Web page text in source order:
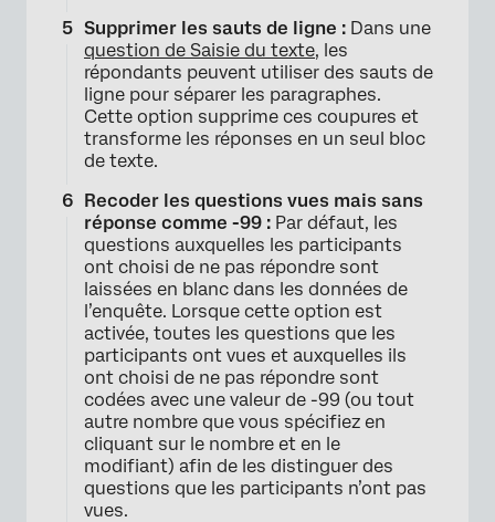
Supprimer les sauts de ligne : Dans une
question de Saisie du texte, les
répondants peuvent utiliser des sauts de
ligne pour séparer les paragraphes.
Cette option supprime ces coupures et
transforme les réponses en un seul bloc
de texte.
Recoder les questions vues mais sans
réponse comme -99 : Par défaut, les
questions auxquelles les participants
ont choisi de ne pas répondre sont
laissées en blanc dans les données de
l’enquête. Lorsque cette option est
activée, toutes les questions que les
participants ont vues et auxquelles ils
ont choisi de ne pas répondre sont
codées avec une valeur de -99 (ou tout
autre nombre que vous spécifiez en
cliquant sur le nombre et en le
modifiant) afin de les distinguer des
questions que les participants n’ont pas
vues.